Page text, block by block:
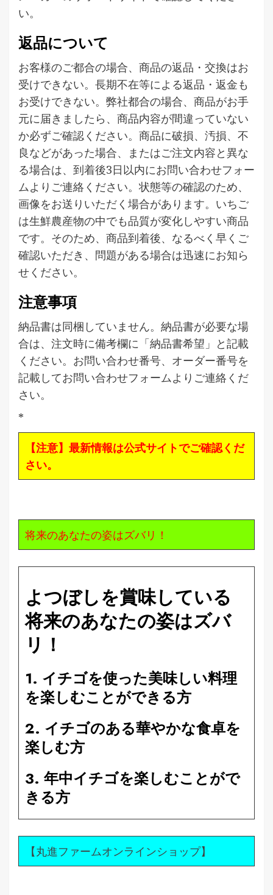
い。
返品について
お客様のご都合の場合、商品の返品・交換はお
受けできない。長期不在等による返品・返金も
お受けできない。弊社都合の場合、商品がお手
元に届きましたら、商品内容が間違っていない
か必ずご確認ください。商品に破損、汚損、不
良などがあった場合、またはご注文内容と異な
る場合は、到着後3日以内にお問い合わせフォー
ムよりご連絡ください。状態等の確認のため、
画像をお送りいただく場合があります。いちご
は生鮮農産物の中でも品質が変化しやすい商品
です。そのため、商品到着後、なるべく早くご
確認いただき、問題がある場合は迅速にお知ら
せください。
注意事項
納品書は同梱していません。納品書が必要な場
合は、注文時に備考欄に「納品書希望」と記載
ください。お問い合わせ番号、オーダー番号を
記載してお問い合わせフォームよりご連絡くだ
さい。
*
【注意】最新情報は公式サイトでご確認くだ
さい。
将来のあなたの姿はズバリ！
よつぼしを賞味している
将来のあなたの姿はズバ
リ！
1. イチゴを使った美味しい料理
を楽しむことができる方
2. イチゴのある華やかな食卓を
楽しむ方
3. 年中イチゴを楽しむことがで
きる方
【丸進ファームオンラインショップ】